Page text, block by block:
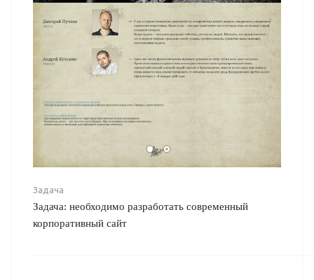
Задача
Задача: необходимо разработать современный
корпоративный сайт